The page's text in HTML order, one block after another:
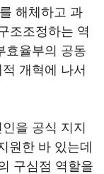
해체하고 과
조조정하는 역
효율부의 공동
개혁에 나서
을 공식 지지
원한 바 있는데
구심점 역할을